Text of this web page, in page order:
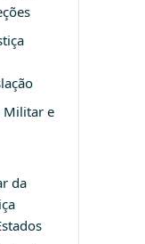
Militar e
da